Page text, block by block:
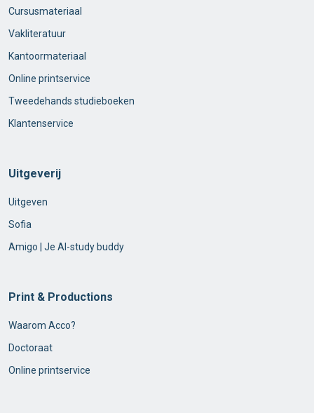
Cursusmateriaal
Vakliteratuur
Kantoormateriaal
Online printservice
Tweedehands studieboeken
Klantenservice
Uitgeverij
Uitgeven
Sofia
Amigo | Je AI-study buddy
Print & Productions
Waarom Acco?
Doctoraat
Online printservice